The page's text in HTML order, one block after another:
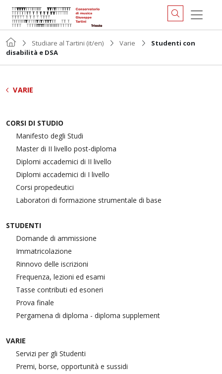
Studiare al Tartini (it/en) Varie
Studenti con
disabilità e DSA
VARIE
CORSI DI STUDIO
Manifesto degli Studi
Master di II livello post-diploma
Diplomi accademici di II livello
Diplomi accademici di I livello
Corsi propedeutici
Laboratori di formazione strumentale di base
STUDENTI
Domande di ammissione
Immatricolazione
Rinnovo delle iscrizioni
Frequenza, lezioni ed esami
Tasse contributi ed esoneri
Prova finale
Pergamena di diploma - diploma supplement
VARIE
Servizi per gli Studenti
Premi, borse, opportunità e sussidi